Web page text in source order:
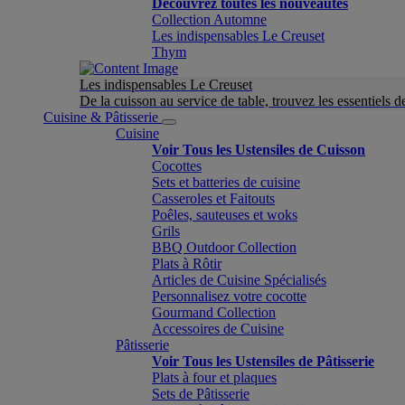
Découvrez toutes les nouveautés
Collection Automne
Les indispensables Le Creuset
Thym
Les indispensables Le Creuset
De la cuisson au service de table, trouvez les essentiels
Cuisine & Pâtisserie
Cuisine
Voir Tous les Ustensiles de Cuisson
Cocottes
Sets et batteries de cuisine
Casseroles et Faitouts
Poêles, sauteuses et woks
Grils
BBQ Outdoor Collection
Plats à Rôtir
Articles de Cuisine Spécialisés
Personnalisez votre cocotte
Gourmand Collection
Accessoires de Cuisine
Pâtisserie
Voir Tous les Ustensiles de Pâtisserie
Plats à four et plaques
Sets de Pâtisserie